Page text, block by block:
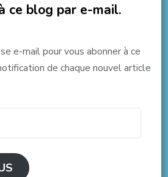
ce blog par e-mail.
e-mail pour vous abonner à ce
de chaque nouvel article